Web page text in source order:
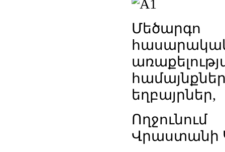
եղբայրներ,
Վրաստանի